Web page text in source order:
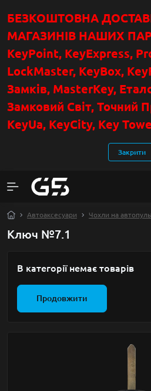
БЕЗКОШТОВНА
МАГАЗИНІВ НАШИХ
KeyPoint, KeyExpress,
LockMaster, KeyBox,
Замків, MasterKey,
Замковий Світ, Точний
KeyUa, KeyCity, Key
Закрити
Автоаксесуари Чохли на
Ключ №7.1
В категорії немає товарів
Продовжити